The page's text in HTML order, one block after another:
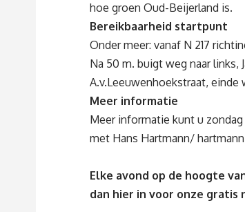
hoe groen Oud-Beijerland is.
Bereikbaarheid startpunt
Onder meer: vanaf N 217
Na 50 m. buigt weg naar links,
A.v.Leeuwenhoekstraat, einde
Meer informatie
Meer informatie kunt u
met Hans Hartmann/
Elke avond op de hoogte
dan hier in voor onze gratis